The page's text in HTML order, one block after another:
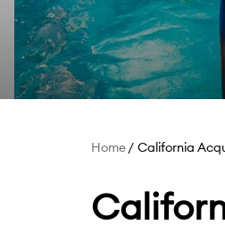
Home California